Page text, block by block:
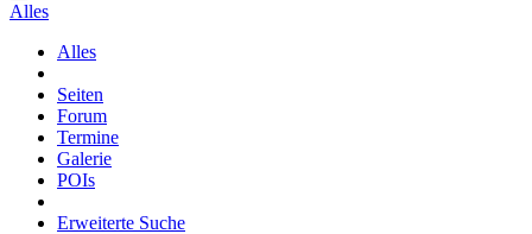
Alles
Alles
Seiten
Forum
Termine
Galerie
POIs
Erweiterte Suche